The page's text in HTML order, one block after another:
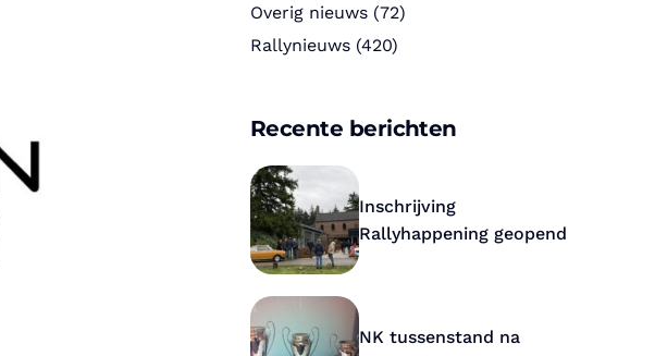
Overig nieuws (72)
Rallynieuws (420)
Recente berichten
Inschrijving
Rallyhappening geopend
NK tussenstand na